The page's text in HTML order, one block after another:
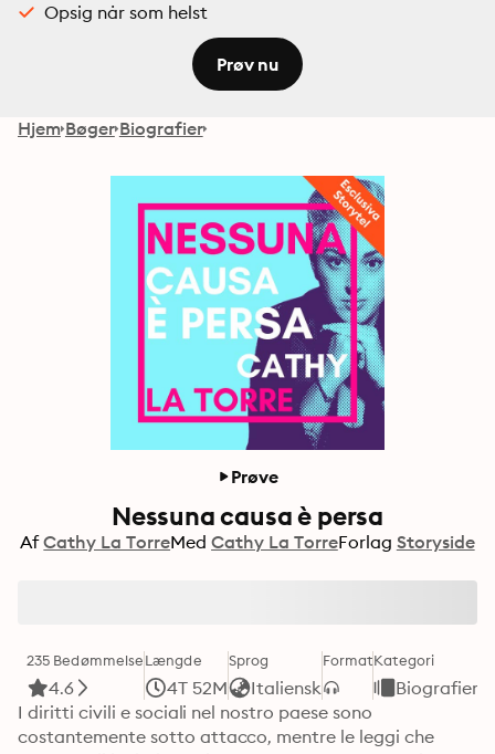
Opsig når som helst
Prøv nu
Hjem Bøger Biografier
Prøve
Nessuna causa è persa
Af Cathy La TorreMed Cathy La TorreForlag Storyside
235 Bedømmelse
4.6
Længde
4T 52M
Sprog
Italiensk
FormatKategori
Biografier
I diritti civili e sociali nel nostro paese sono
costantemente sotto attacco, mentre le leggi che